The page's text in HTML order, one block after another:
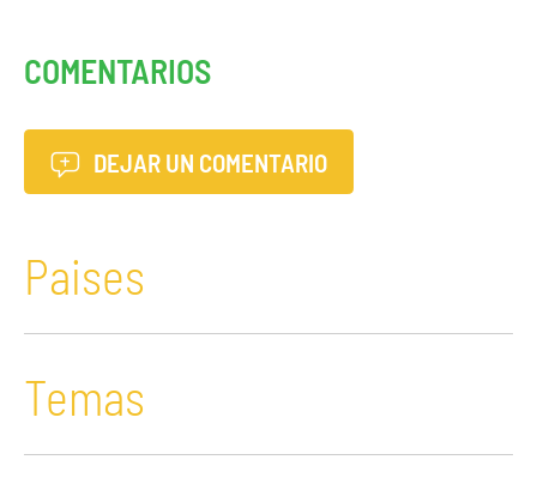
COMENTARIOS
DEJAR UN COMENTARIO
Paises
Temas